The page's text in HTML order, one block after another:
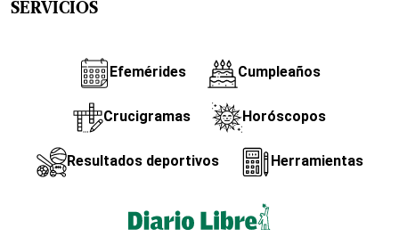
SERVICIOS
Efemérides Cumpleaños
Crucigramas Horóscopos
Resultados deportivos Herramientas